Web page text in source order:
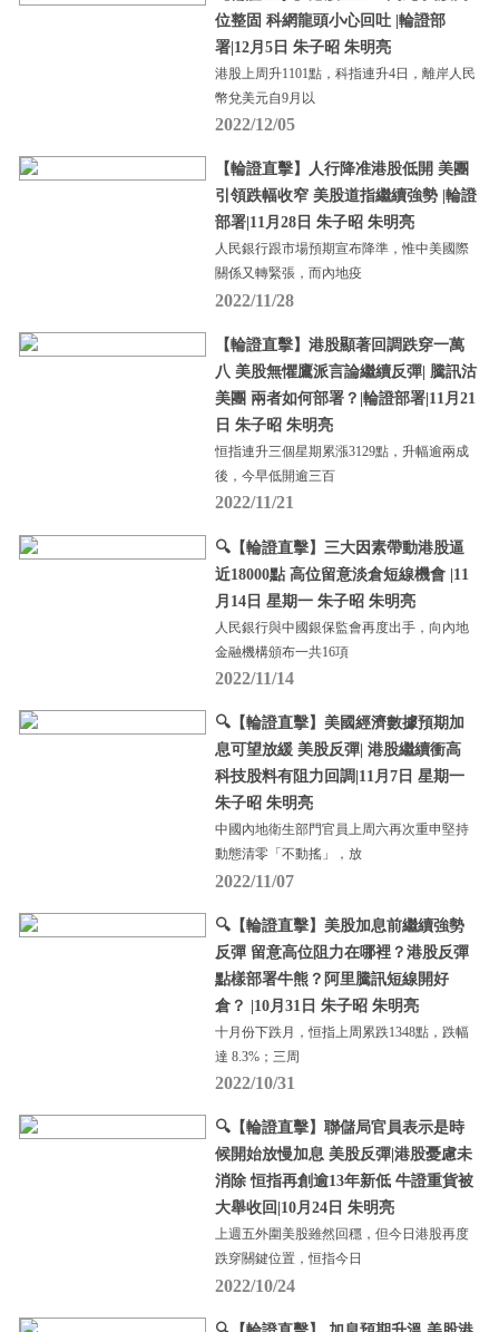
位整固 科網龍頭小心回吐 |輪證部
署|12月5日 朱子昭 朱明亮
港股上周升1101點，科指連升4日，離岸人民
幣兌美元自9月以
2022/12/05
【輪證直擊】人行降准港股低開 美團
引領跌幅收窄 美股道指繼續強勢 |輪證
部署|11月28日 朱子昭 朱明亮
人民銀行跟市場預期宣布降準，惟中美國際
關係又轉緊張，而內地疫
2022/11/28
【輪證直擊】港股顯著回調跌穿一萬
八 美股無懼鷹派言論繼續反彈| 騰訊沽
美團 兩者如何部署？|輪證部署|11月21
日 朱子昭 朱明亮
恒指連升三個星期累漲3129點，升幅逾兩成
後，今早低開逾三百
2022/11/21
🔍【輪證直擊】三大因素帶動港股逼
近18000點 高位留意淡倉短線機會 |11
月14日 星期一 朱子昭 朱明亮
人民銀行與中國銀保監會再度出手，向內地
金融機構頒布一共16項
2022/11/14
🔍【輪證直擊】美國經濟數據預期加
息可望放緩 美股反彈| 港股繼續衝高
科技股料有阻力回調|11月7日 星期一
朱子昭 朱明亮
中國內地衛生部門官員上周六再次重申堅持
動態清零「不動搖」，放
2022/11/07
🔍【輪證直擊】美股加息前繼續強勢
反彈 留意高位阻力在哪裡？港股反彈
點樣部署牛熊？阿里騰訊短線開好
倉？ |10月31日 朱子昭 朱明亮
十月份下跌月，恒指上周累跌1348點，跌幅
達 8.3%；三周
2022/10/31
🔍【輪證直擊】聯儲局官員表示是時
候開始放慢加息 美股反彈|港股憂慮未
消除 恒指再創逾13年新低 牛證重貨被
大舉收回|10月24日 朱明亮
上週五外圍美股雖然回穩，但今日港股再度
跌穿關鍵位置，恒指今日
2022/10/24